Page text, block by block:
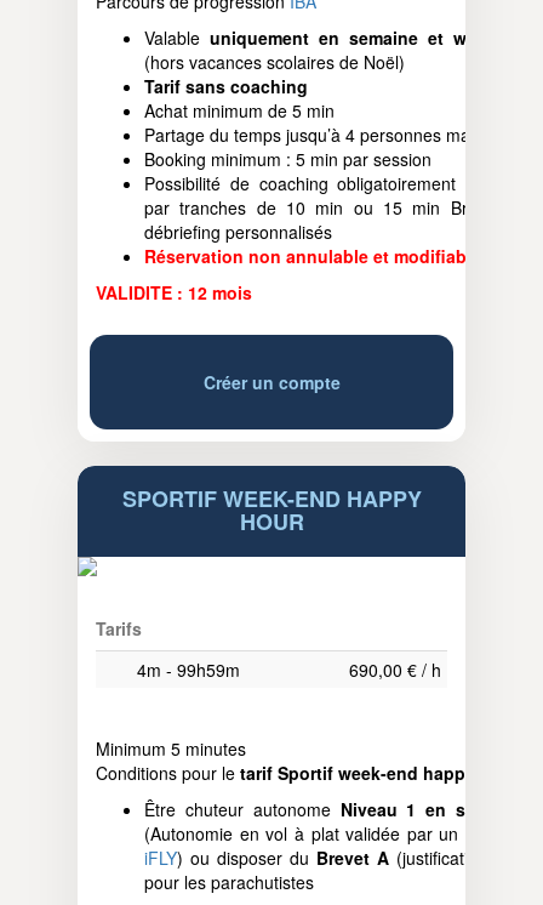
Valable uniquement en semaine et week-end
(hors vacances scolaires de Noël)
Tarif sans coaching
Achat minimum de 5 min
Partage du temps jusqu’à 4 personnes maximum
Booking minimum : 5 min par session
Possibilité de coaching obligatoirement sur RDV
par tranches de 10 min ou 15 min Briefing et
débriefing personnalisés
Réservation non annulable et modifiable
VALIDITE : 12 mois
Créer un compte
SPORTIF WEEK-END HAPPY
HOUR
Tarifs
4m - 99h59m
690,00 € / h
Minimum 5 minutes
Conditions pour le tarif Sportif week-end happy hour
Être chuteur autonome Niveau 1 en soufflerie
(Autonomie en vol à plat validée par un
iFLY) ou disposer du Brevet A (justificatif requis)
pour les parachutistes